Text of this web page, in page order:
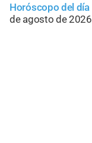
Horóscopo del día
de agosto de 2026